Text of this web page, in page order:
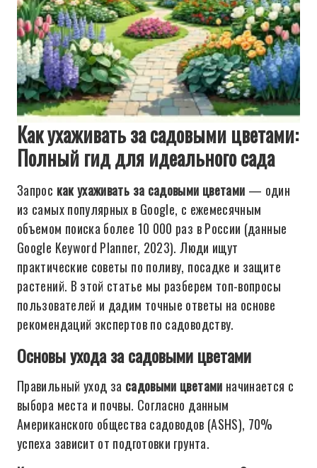
Как ухаживать за садовыми цветами:
Полный гид для идеального сада
Запрос как ухаживать за садовыми цветами — один
из самых популярных в Google, с ежемесячным
объемом поиска более 10 000 раз в России (данные
Google Keyword Planner, 2023). Люди ищут
практические советы по поливу, посадке и защите
растений. В этой статье мы разберем топ-вопросы
пользователей и дадим точные ответы на основе
рекомендаций экспертов по садоводству.
Основы ухода за садовыми цветами
Правильный уход за садовыми цветами начинается с
выбора места и почвы. Согласно данным
Американского общества садоводов (ASHS), 70%
успеха зависит от подготовки грунта.